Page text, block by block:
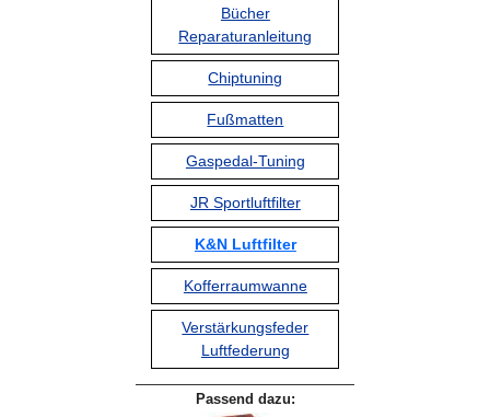
Bücher
Reparaturanleitung
Chiptuning
Fußmatten
Gaspedal-Tuning
JR Sportluftfilter
K&N Luftfilter
Kofferraumwanne
Verstärkungsfeder
Luftfederung
Passend dazu: